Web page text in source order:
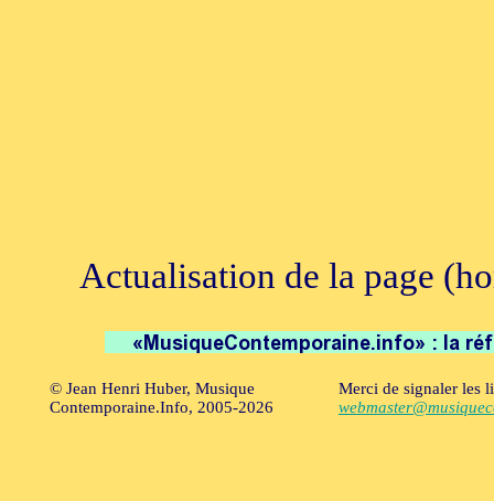
Actualisation de la page
© Jean Henri Huber, Musique
Contemporaine.Info, 2005-2026
Merci de signaler les